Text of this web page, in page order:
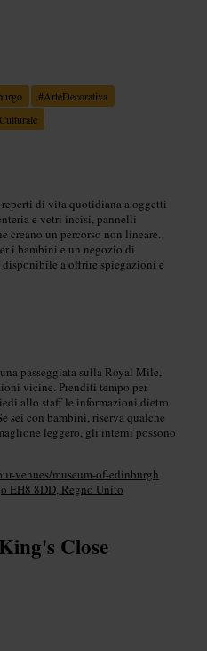
#ArteDecorativa
reperti di vita quotidiana a oggetti
e vetri incisi, pannelli
creano un percorso non lineare.
i bambini e un negozio di
disponibile a offrire spiegazioni e
passeggiata sulla Royal Mile,
vicine. Prenditi tempo per
allo staff le informazioni dietro
sei con bambini, riserva qualche
leggero, gli interni possono
venues/museum-of-edinburgh
EH8 8DD, Regno Unito
Close